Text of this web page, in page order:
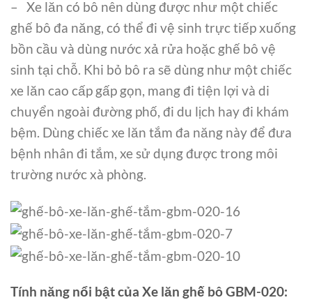
– Xe lăn có bô nên dùng được như một chiếc
ghế bô đa năng, có thể đi vệ sinh trực tiếp xuống
bồn cầu và dùng nước xả rửa hoặc ghế bô vệ
sinh tại chỗ. Khi bỏ bô ra sẽ dùng như một chiếc
xe lăn cao cấp gấp gọn, mang đi tiện lợi và di
chuyển ngoài đường phố, đi du lịch hay đi khám
bệm. Dùng chiếc xe lăn tắm đa năng này để đưa
bệnh nhân đi tắm, xe sử dụng được trong môi
trường nước xà phòng.
Tính năng nổi bật của Xe lăn ghế bô GBM-020: